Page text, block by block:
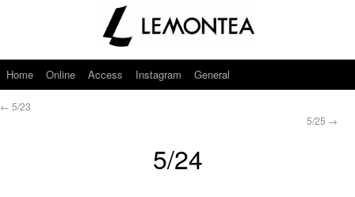
Home Online Access Instagram General
← 5/23
5/25 →
5/24